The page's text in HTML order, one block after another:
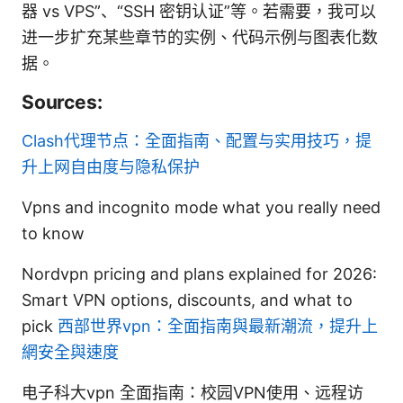
器 vs VPS”、“SSH 密钥认证”等。若需要，我可以
进一步扩充某些章节的实例、代码示例与图表化数
据。
Sources:
Clash代理节点：全面指南、配置与实用技巧，提
升上网自由度与隐私保护
Vpns and incognito mode what you really need
to know
Nordvpn pricing and plans explained for 2026:
Smart VPN options, discounts, and what to
pick 西部世界vpn：全面指南與最新潮流，提升上
網安全與速度
电子科大vpn 全面指南：校园VPN使用、远程访